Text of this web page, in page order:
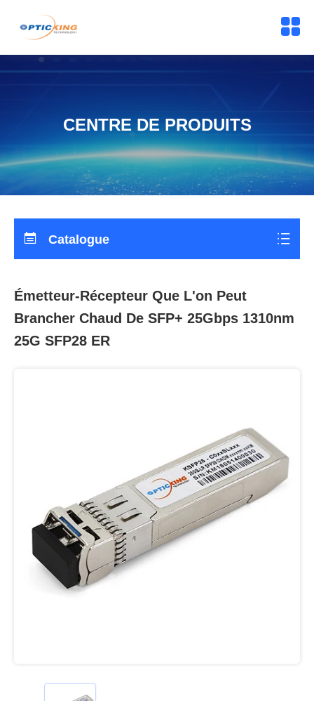
CENTRE DE PRODUITS
Catalogue
Émetteur-Récepteur Que L'on Peut
Brancher Chaud De SFP+ 25Gbps 1310nm
25G SFP28 ER